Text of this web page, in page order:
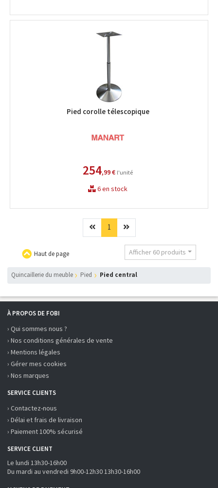
Pied corolle télescopique
254,99 € l'unité
6 en stock
Précédent
1 (current)Suivant
Haut de page Afficher 60 produits
Quincaillerie du meuble Pied Pied central
À PROPOS DE FOBI
› Qui sommes nous ?
› Nos conditions générales de vente
› Mentions légales
› Gérer mes cookies
› Nos marques
SERVICE CLIENTS
› Contactez-nous
› Délai et frais de livraison
› Paiement 100% sécurisé
SERVICE CLIENT
Le lundi 13h30-16h00
Du mardi au vendredi 9h00-12h30 13h30-16h00